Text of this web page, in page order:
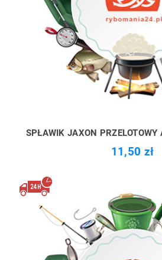
SPŁAWIK JAXON
11,50 zł